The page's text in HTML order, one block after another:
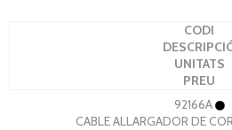
CODI
UNITATS
PREU
92166A
CABLE ALLARGADOR DE